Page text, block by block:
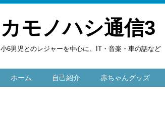
カモノハシ通信3
小6男児とのレジャーを中心に、IT・音楽・車の話など
ホーム 自己紹介 赤ちゃんグッズ